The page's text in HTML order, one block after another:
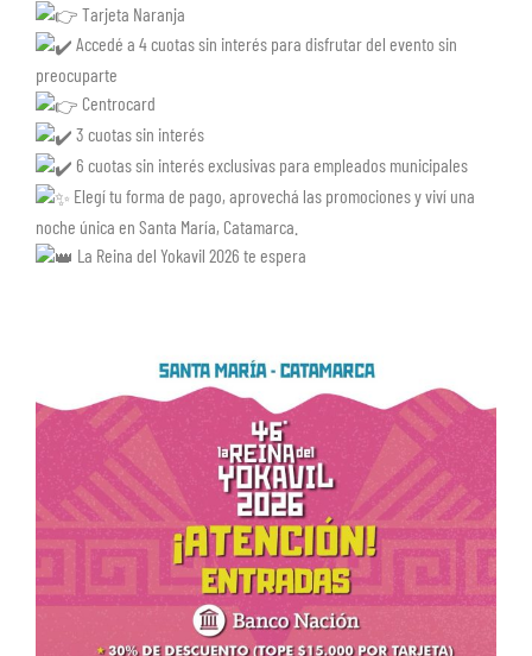
Tarjeta Naranja
Accedé a 4 cuotas sin interés para disfrutar del evento sin
preocuparte
Centrocard
3 cuotas sin interés
6 cuotas sin interés exclusivas para empleados municipales
Elegí tu forma de pago, aprovechá las promociones y viví una
noche única en Santa María, Catamarca.
La Reina del Yokavil 2026 te espera